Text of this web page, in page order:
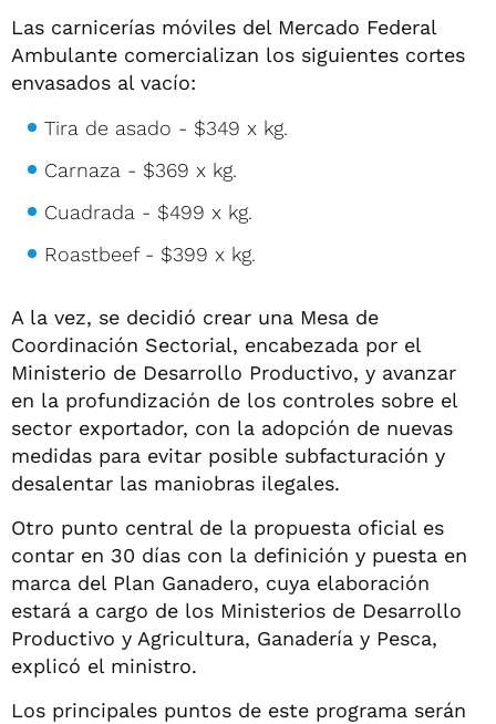
Las carnicerías móviles del Mercado Federal
Ambulante comercializan los siguientes cortes
envasados al vacío:
Tira de asado - $349 x kg.
Carnaza - $369 x kg.
Cuadrada - $499 x kg.
Roastbeef - $399 x kg.
A la vez, se decidió crear una Mesa de
Coordinación Sectorial, encabezada por el
Ministerio de Desarrollo Productivo, y avanzar
en la profundización de los controles sobre el
sector exportador, con la adopción de nuevas
medidas para evitar posible subfacturación y
desalentar las maniobras ilegales.
Otro punto central de la propuesta oficial es
contar en 30 días con la definición y puesta en
marca del Plan Ganadero, cuya elaboración
estará a cargo de los Ministerios de Desarrollo
Productivo y Agricultura, Ganadería y Pesca,
explicó el ministro.
Los principales puntos de este programa serán